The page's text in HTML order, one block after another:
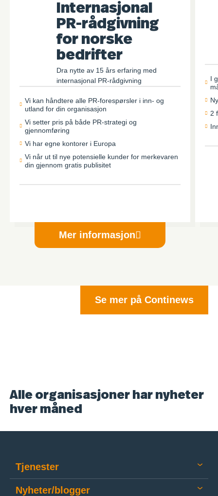
Internasjonal
PR-rådgivning
for norske
bedrifter
Dra nytte av 15 års erfaring med
internasjonal PR-rådgivning
Vi kan håndtere alle PR-forespørsler i inn- og
utland for din organisasjon
Vi setter pris på både PR-strategi og
gjennomføring
Vi har egne kontorer i Europa
Vi når ut til nye potensielle kunder for merkevaren
din gjennom gratis publisitet
Mer informasjon
I
2
Alle organisasjoner har nyheter
hver måned
Se mer på Continews
Tjenester
Nyheter/blogger